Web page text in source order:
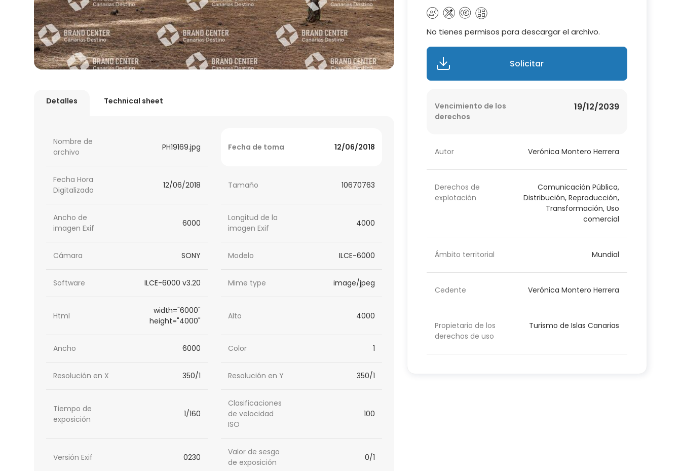
Detalles Technical sheet
Nombre de
archivo
PH19169.jpg Fecha de toma 12/06/2018
Fecha Hora
Digitalizado
12/06/2018 Tamaño 10670763
Ancho de
imagen Exif
6000
Longitud de la
imagen Exif
4000
Cámara SONY Modelo ILCE-6000
Software ILCE-6000 v3.20 Mime type image/jpeg
Html
width="6000"
height="4000"
Alto 4000
Ancho 6000 Color 1
Resolución en X 350/1 Resolución en Y 350/1
Tiempo de
exposición
1/160
Clasificaciones
de velocidad
ISO
100
Versión Exif 0230
Valor de sesgo
de exposición
0/1
No tienes permisos para descargar el archivo.
Solicitar
Vencimiento de los
derechos
19/12/2039
Autor Verónica Montero Herrera
Derechos de
explotación
Comunicación Pública,
Distribución, Reproducción,
Transformación, Uso
comercial
Ámbito territorial Mundial
Cedente Verónica Montero Herrera
Propietario de los
derechos de uso
Turismo de Islas Canarias